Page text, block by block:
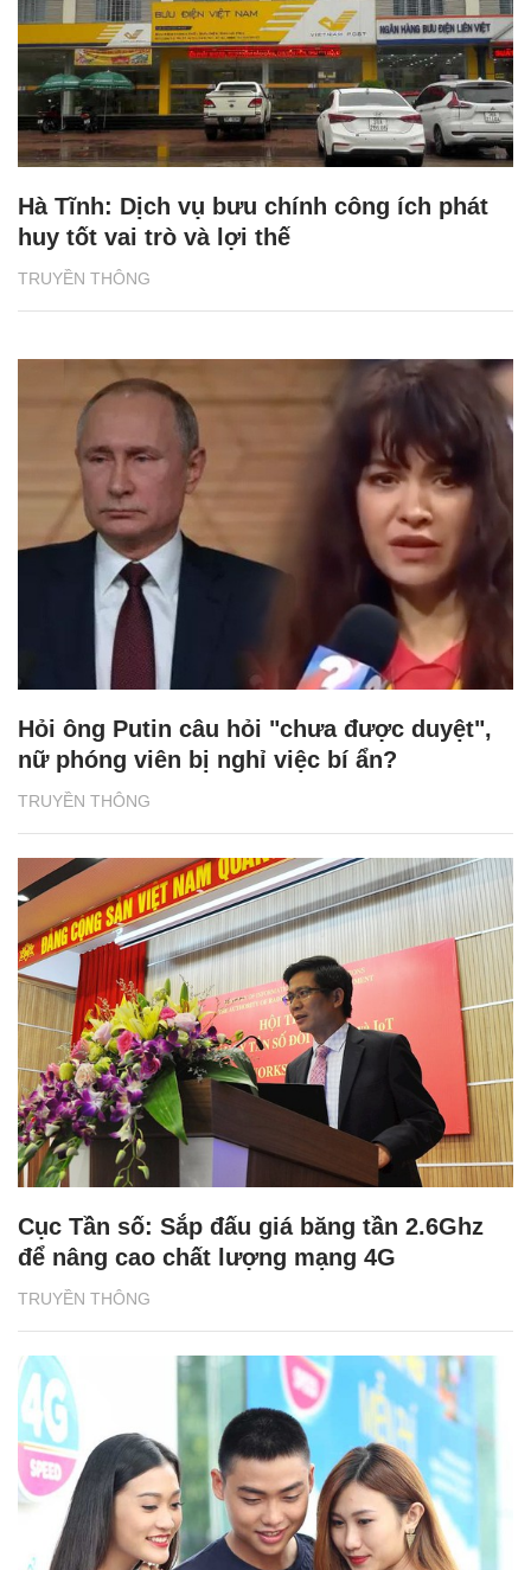
TRUYỀN THÔNG
Hà Tĩnh: Dịch vụ bưu chính công ích phát
huy tốt vai trò và lợi thế
TRUYỀN THÔNG
Hỏi ông Putin câu hỏi "chưa được duyệt",
nữ phóng viên bị nghỉ việc bí ẩn?
TRUYỀN THÔNG
Cục Tần số: Sắp đấu giá băng tần 2.6Ghz
để nâng cao chất lượng mạng 4G